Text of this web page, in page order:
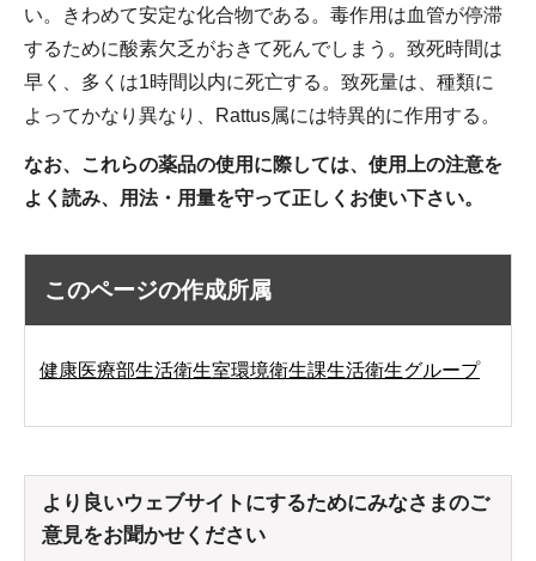
い。きわめて安定な化合物である。毒作用は血管が停滞
するために酸素欠乏がおきて死んでしまう。致死時間は
早く、多くは1時間以内に死亡する。致死量は、種類に
よってかなり異なり、Rattus属には特異的に作用する。
なお、これらの薬品の使用に際しては、使用上の注意を
よく読み、用法・用量を守って正しくお使い下さい。
このページの作成所属
健康医療部生活衛生室環境衛生課生活衛生グループ
より良いウェブサイトにするためにみなさまのご
意見をお聞かせください